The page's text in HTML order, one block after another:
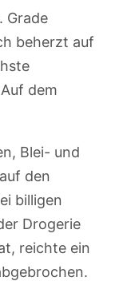
Grade
beherzt auf
dem
Blei- und
den
billigen
Drogerie
reichte ein